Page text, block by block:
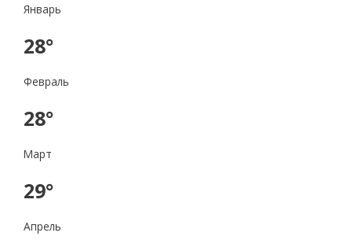
Январь
28°
Февраль
28°
Март
29°
Апрель